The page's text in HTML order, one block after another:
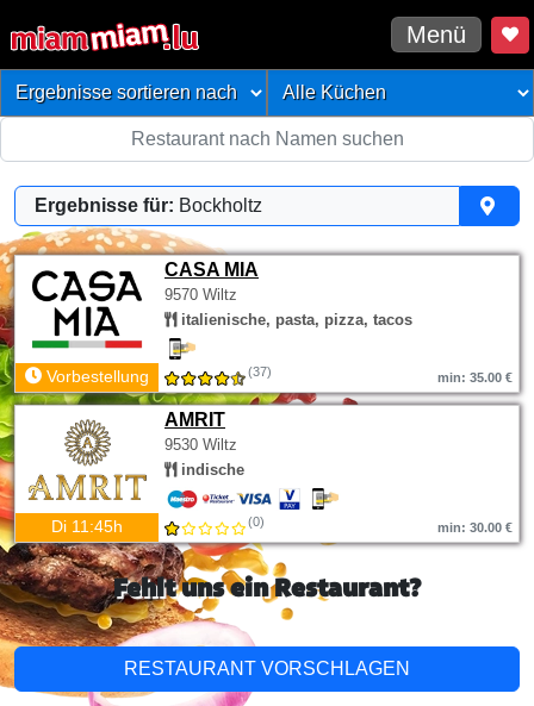
Menü
Ergebnisse für: Bockholtz
CASA MIA
9570 Wiltz
italienische, pasta, pizza, tacos
Vorbestellung (37) min: 35.00 €
AMRIT
9530 Wiltz
indische
Di 11:45h (0) min: 30.00 €
Fehlt uns ein Restaurant?
RESTAURANT VORSCHLAGEN